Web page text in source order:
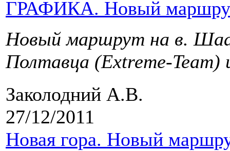
ГРАФИКА. Новый
Новый маршрут на в.
Полтавца (Extreme-Team)
Заколодний А.В.
27/12/2011
Новая гора. Новый